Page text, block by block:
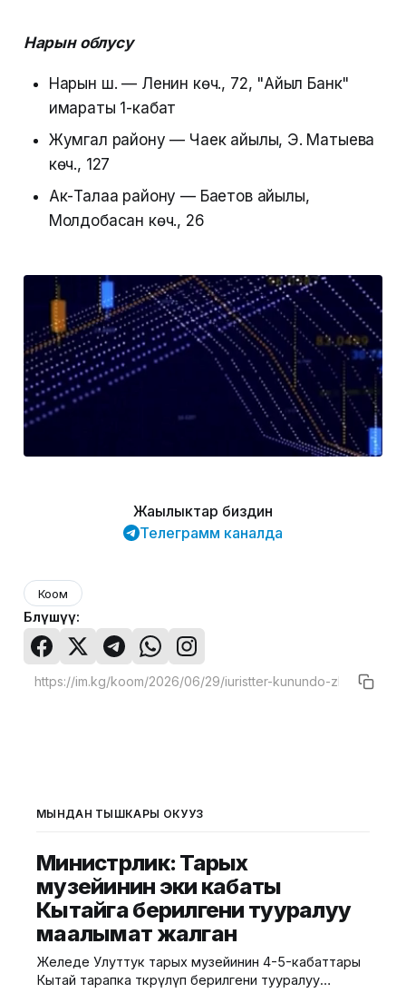
Нарын облусу
Нарын ш. — Ленин көч., 72, "Айыл Банк"
имараты 1-кабат
Жумгал району — Чаек айылы, Э. Матыева
көч., 127
Ак-Талаа району — Баетов айылы,
Молдобасан көч., 26
Жаңылыктар биздин
Телеграмм каналда
Коом
Бөлүшүү:
МЫНДАН ТЫШКАРЫ ОКУҢУЗ
Министрлик: Тарых
музейинин эки кабаты
Кытайга берилгени тууралуу
маалымат жалган
Желеде Улуттук тарых музейинин 4-5-кабаттары
Кытай тарапка өткөрүлүп берилгени тууралуу